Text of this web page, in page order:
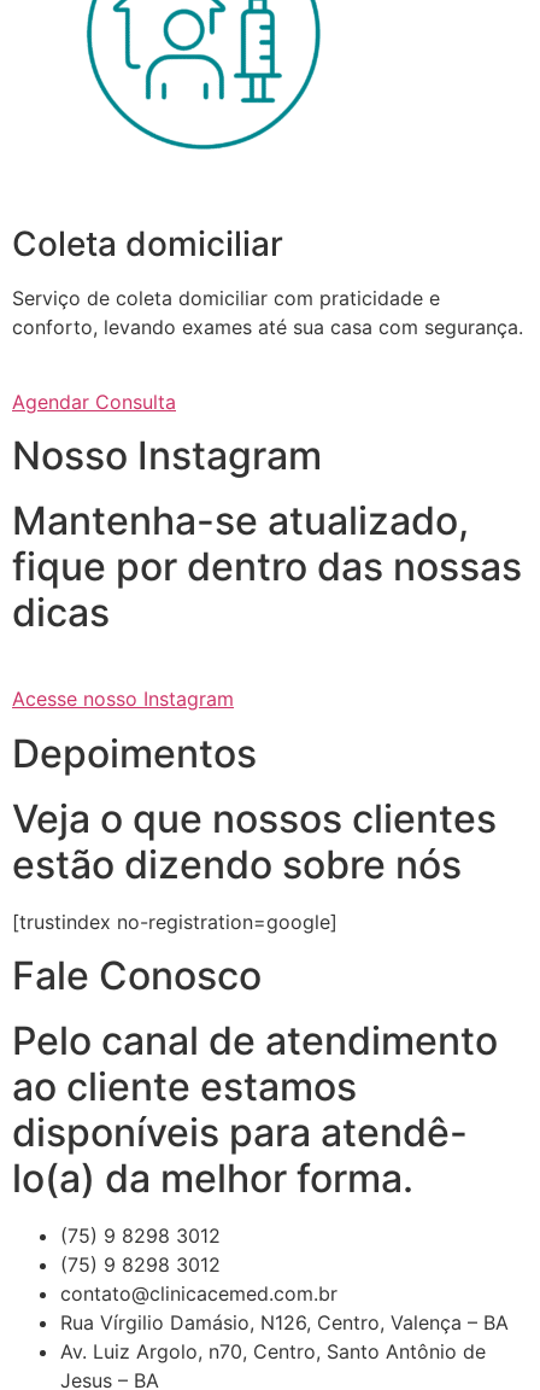
Coleta domiciliar
Serviço de coleta domiciliar com praticidade e
conforto, levando exames até sua casa com segurança.
Agendar Consulta
Nosso Instagram
Mantenha-se atualizado,
fique por dentro das nossas
dicas
Acesse nosso Instagram
Depoimentos
Veja o que nossos clientes
estão dizendo sobre nós
[trustindex no-registration=google]
Fale Conosco
Pelo canal de atendimento
ao cliente estamos
disponíveis para atendê-
lo(a) da melhor forma.
(75) 9 8298 3012
(75) 9 8298 3012
contato@clinicacemed.com.br
Rua Vírgilio Damásio, N126, Centro, Valença – BA
Av. Luiz Argolo, n70, Centro, Santo Antônio de
Jesus – BA